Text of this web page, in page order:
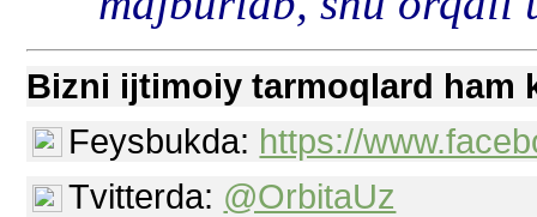
Bizni ijtimoiy tarmoqlard ham
Feysbukda: https://
Tvitterda: @OrbitaUz